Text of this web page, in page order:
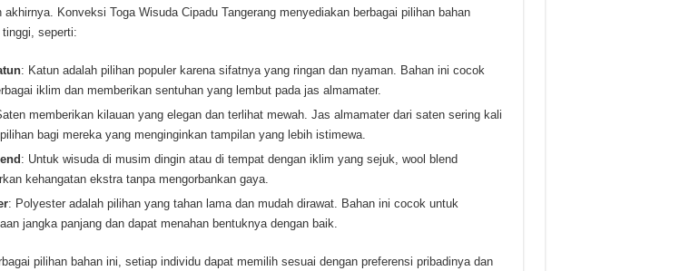
akhirnya. Konveksi Toga Wisuda Cipadu Tangerang menyediakan berbagai pilihan bahan
tinggi, seperti:
: Katun adalah pilihan populer karena sifatnya yang ringan dan nyaman. Bahan ini cocok
iklim dan memberikan sentuhan yang lembut pada jas almamater.
memberikan kilauan yang elegan dan terlihat mewah. Jas almamater dari saten sering kali
bagi mereka yang menginginkan tampilan yang lebih istimewa.
: Untuk wisuda di musim dingin atau di tempat dengan iklim yang sejuk, wool blend
kehangatan ekstra tanpa mengorbankan gaya.
: Polyester adalah pilihan yang tahan lama dan mudah dirawat. Bahan ini cocok untuk
jangka panjang dan dapat menahan bentuknya dengan baik.
pilihan bahan ini, setiap individu dapat memilih sesuai dengan preferensi pribadinya dan